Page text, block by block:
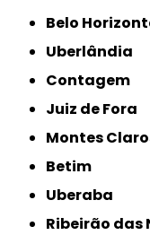
Belo
Uberlândia
Contagem
Juiz de Fora
Montes
Betim
Uberaba
Ribeirão das